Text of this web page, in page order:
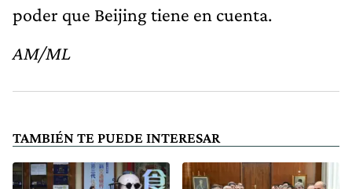
poder que Beijing tiene en cuenta.
AM/ML
TAMBIÉN TE PUEDE INTERESAR